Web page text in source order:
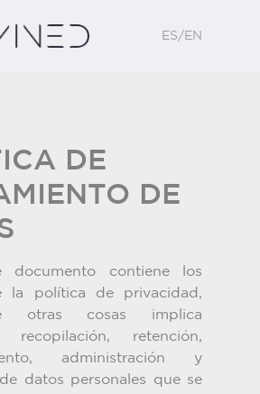
menu
ES/EN
DE
DE
documento contiene los
la política de privacidad,
otras cosas implica
recopilación, retención,
administración y
datos personales que se